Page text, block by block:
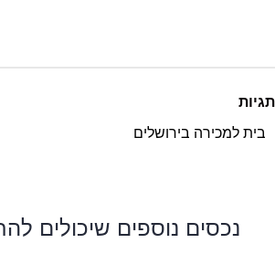
תגיות
בית למכירה בירושלים
נכסים נוספים שיכולים